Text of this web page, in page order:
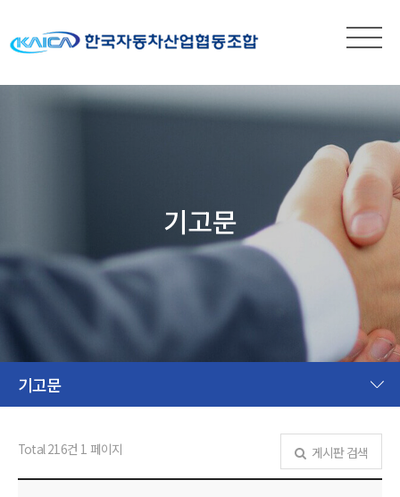
기고문
기고문
Total 216건 1 페이지 게시판 검색